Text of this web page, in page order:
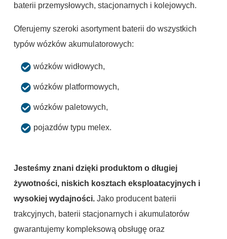
baterii przemysłowych, stacjonarnych i kolejowych.
Oferujemy szeroki asortyment baterii do wszystkich
typów wózków akumulatorowych:
wózków widłowych,
wózków platformowych,
wózków paletowych,
pojazdów typu melex.
Jesteśmy znani dzięki produktom o długiej
żywotności, niskich kosztach eksploatacyjnych i
wysokiej wydajności.Jako producent baterii
trakcyjnych, baterii stacjonarnych i akumulatorów
gwarantujemy kompleksową obsługę oraz